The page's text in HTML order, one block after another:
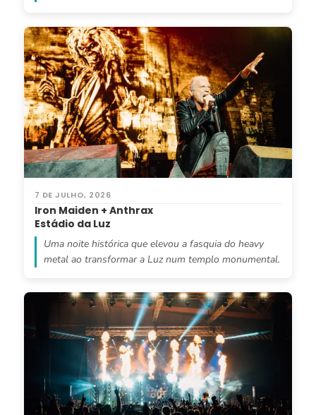
7 DE JULHO, 2026
Iron Maiden + Anthrax
Estádio da Luz
Uma noite histórica que elevou a fasquia do heavy
metal ao transformar a Luz num templo monumental.